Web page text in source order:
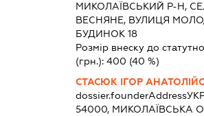
МИКОЛАЇВСЬКИЙ Р-Н,
ВЕСНЯНЕ, ВУЛИЦЯ
БУДИНОК 18
Розмір внеску до
(грн.): 400 (40 %)
СТАСЮК ІГОР
dossier.founderAddress
54000, МИКОЛАЇВСЬКА